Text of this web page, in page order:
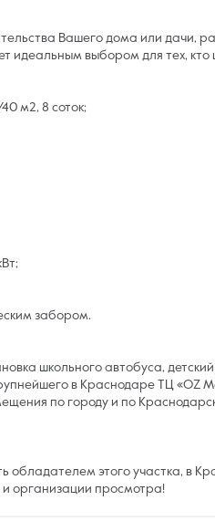
Вашего дома или дачи,
идеальным выбором для тех, кто
м2, 8 соток;
забором.
школьного автобуса,
в Краснодаре ТЦ «OZ
по городу и по
обладателем этого участка, в
организации просмотра!